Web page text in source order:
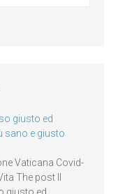
giusto ed
sano e giusto
Vaticana Covid-
The post Il